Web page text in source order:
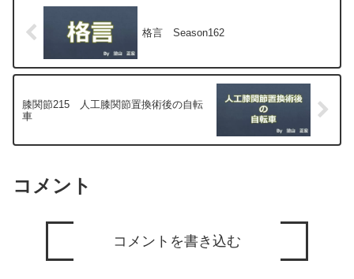
格言 Season162
膝関節215 人工膝関節置換術後の自転
車
コメント
コメントを書き込む